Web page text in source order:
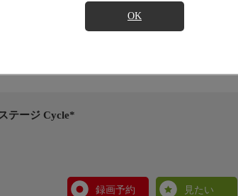
OK
テージ Cycle*
録画予約
見たい